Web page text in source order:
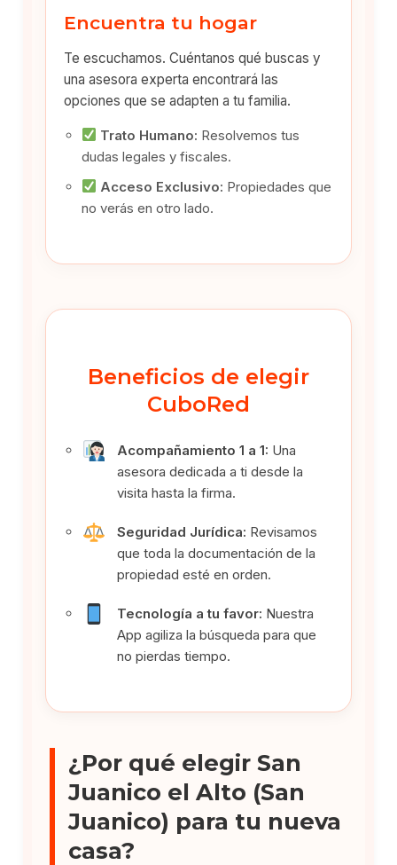
Encuentra tu hogar
Te escuchamos. Cuéntanos qué buscas y
una asesora experta encontrará las
opciones que se adapten a tu familia.
Trato Humano: Resolvemos tus
dudas legales y fiscales.
Acceso Exclusivo: Propiedades que
no verás en otro lado.
Beneficios de elegir
CuboRed
Acompañamiento 1 a 1: Una
asesora dedicada a ti desde la
visita hasta la firma.
Seguridad Jurídica: Revisamos
que toda la documentación de la
propiedad esté en orden.
Tecnología a tu favor: Nuestra
App agiliza la búsqueda para que
no pierdas tiempo.
¿Por qué elegir San
Juanico el Alto (San
Juanico) para tu nueva
casa?